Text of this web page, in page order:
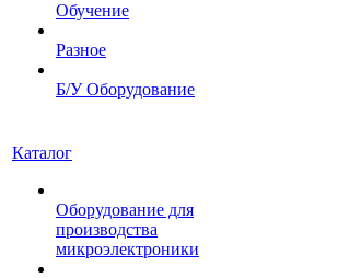
Обучение
Разное
Б/У Оборудование
Каталог
Оборудование для
производства
микроэлектроники